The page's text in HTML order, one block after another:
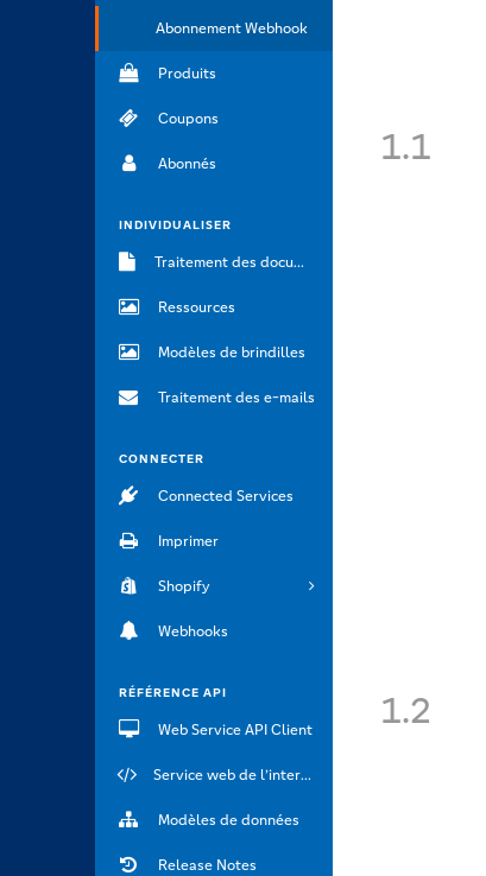
Abonnement Webhook
Produits
Coupons
Abonnés
INDIVIDUALISER
Traitement des documents
Ressources
Modèles de brindilles
Traitement des e-mails
CONNECTER
Connected Services
Imprimer
Shopify
Webhooks
RÉFÉRENCE API
Web Service API Client
Service web de l’interface API
Modèles de données
Release Notes
1.1
1.2